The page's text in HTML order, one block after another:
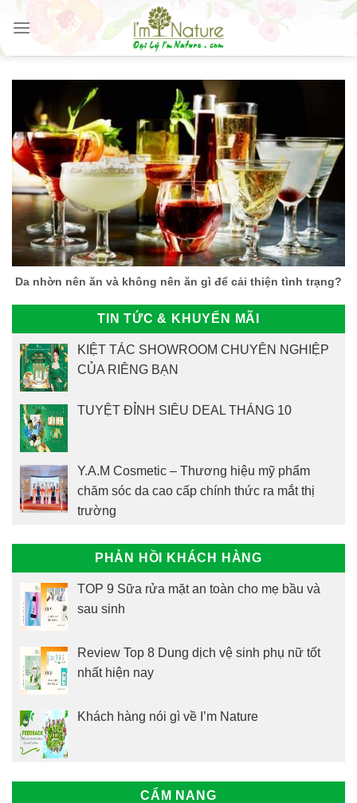
Skip
content
Da nhờn nên ăn và không nên ăn gì để cải thiện tình trạng?
TIN TỨC & KHUYẾN MÃI
KIỆT TÁC SHOWROOM CHUYÊN NGHIỆP
CỦA RIÊNG BẠN
TUYỆT ĐỈNH SIÊU DEAL THÁNG 10
Y.A.M Cosmetic – Thương hiệu mỹ phẩm
chăm sóc da cao cấp chính thức ra mắt thị
trường
PHẢN HỒI KHÁCH HÀNG
TOP 9 Sữa rửa mặt an toàn cho mẹ bầu và
sau sinh
Review Top 8 Dung dịch vệ sinh phụ nữ tốt
nhất hiện nay
Khách hàng nói gì về I’m Nature
CẨM NANG